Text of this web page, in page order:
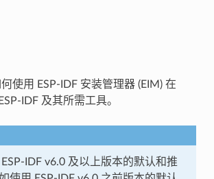
使用 ESP-IDF 安装管理器 (EIM) 在
IDF 及其所需工具。
IDF v6.0 及以上版本的默认和推